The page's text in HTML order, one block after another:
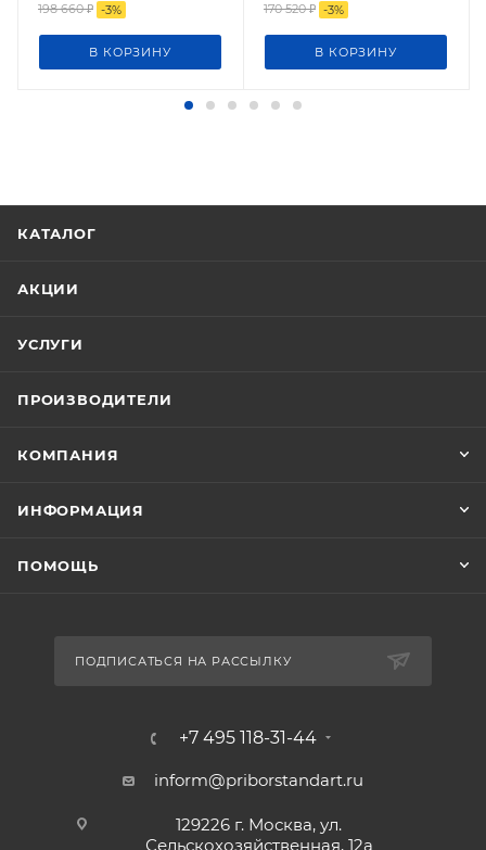
198 660₽ -3%
В КОРЗИНУ
170 520₽ -3%
В КОРЗИНУ
КАТАЛОГ
АКЦИИ
УСЛУГИ
ПРОИЗВОДИТЕЛИ
КОМПАНИЯ
ИНФОРМАЦИЯ
ПОМОЩЬ
ПОДПИСАТЬСЯ НА РАССЫЛКУ
+7 495 118-31-44
inform@priborstandart.ru
129226 г. Москва, ул.
Сельскохозяйственная, 12а